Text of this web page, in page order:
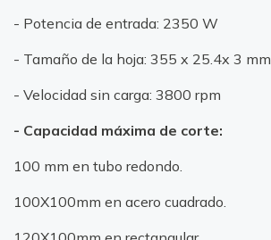
- Potencia de entrada: 2350 W
- Tamaño de la hoja: 355 x 25.4x 3 mm
- Velocidad sin carga: 3800 rpm
- Capacidad máxima de corte:
100 mm en tubo redondo.
100X100mm en acero cuadrado.